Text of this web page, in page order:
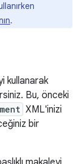
.
kullanarak
Bu, önceki
XML'inizi
bir